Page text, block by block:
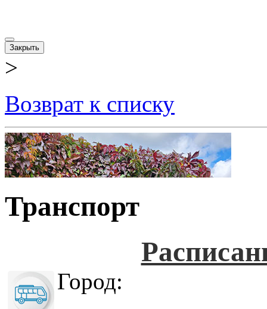
Закрыть
>
Возврат к списку
Транспорт
Город: